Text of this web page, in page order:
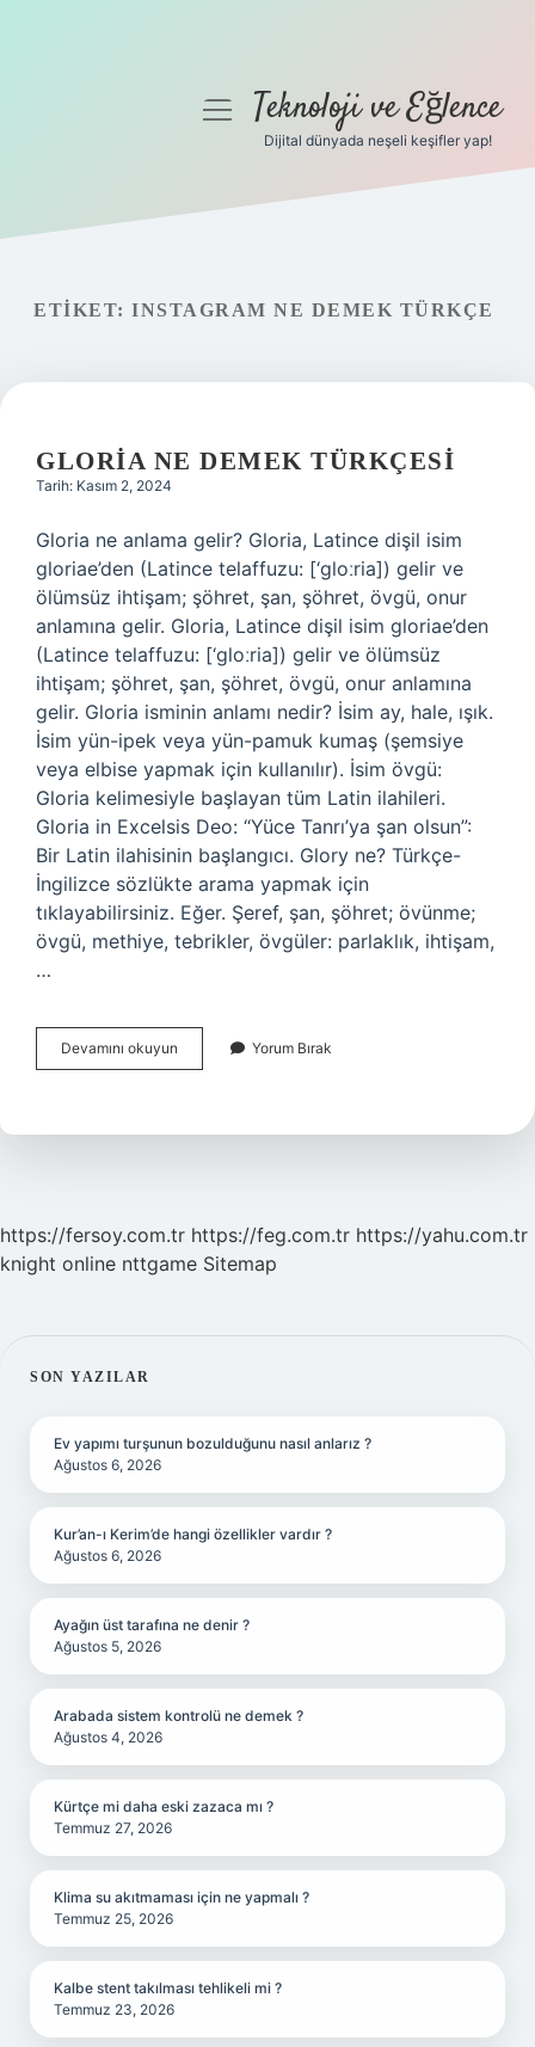
Gizlilik Politikası
menüyüTeknoloji ve Eğlence
Dijital dünyada neşeli keşifler yap!
ETIKET: INSTAGRAM NE DEMEK TÜRKÇE
GLORIA NE DEMEK TÜRKÇESI
Tarih: Kasım 2, 2024
Gloria ne anlama gelir? Gloria, Latince dişil isim
gloriae’den (Latince telaffuzu: [‘gloːria]) gelir ve
ölümsüz ihtişam; şöhret, şan, şöhret, övgü, onur
anlamına gelir. Gloria, Latince dişil isim gloriae’den
(Latince telaffuzu: [‘gloːria]) gelir ve ölümsüz
ihtişam; şöhret, şan, şöhret, övgü, onur anlamına
gelir. Gloria isminin anlamı nedir? İsim ay, hale, ışık.
İsim yün-ipek veya yün-pamuk kumaş (şemsiye
veya elbise yapmak için kullanılır). İsim övgü:
Gloria kelimesiyle başlayan tüm Latin ilahileri.
Gloria in Excelsis Deo: “Yüce Tanrı’ya şan olsun”:
Bir Latin ilahisinin başlangıcı. Glory ne? Türkçe-
İngilizce sözlükte arama yapmak için
tıklayabilirsiniz. Eğer. Şeref, şan, şöhret; övünme;
övgü, methiye, tebrikler, övgüler: parlaklık, ihtişam,
…
Devamını okuyun
Ne
Yorum Bırak
https://fersoy.com.tr https://feg.com.tr https://yahu.com.tr
knight online nttgame Sitemap
SIDEBAR
SON YAZILAR
Ev yapımı turşunun bozulduğunu nasıl anlarız ?
Ağustos 6, 2026
Kur’an-ı Kerim’de hangi özellikler vardır ?
Ağustos 6, 2026
Ayağın üst tarafına ne denir ?
Ağustos 5, 2026
Arabada sistem kontrolü ne demek ?
Ağustos 4, 2026
Kürtçe mi daha eski zazaca mı ?
Temmuz 27, 2026
Klima su akıtmaması için ne yapmalı ?
Temmuz 25, 2026
Kalbe stent takılması tehlikeli mi ?
Temmuz 23, 2026